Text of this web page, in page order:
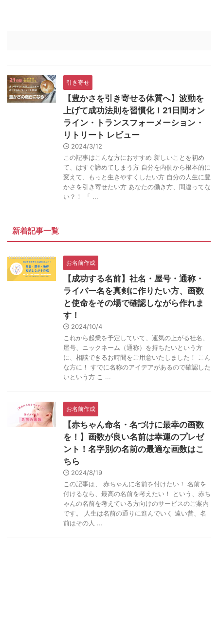
引き寄せ
【豊かさを引き寄せる体質へ】波動を
上げて成功法則を習慣化！21日間オン
ライン・トランスフォーメーション・
リトリート レビュー
2024/3/12
この記事はこんな方におすすめ 新しいことを初め
て、はすぐ諦めてしまう方 自分を内側から根本的に
変えて、もっと生きやすくしたい方 自分の人生に豊
かさを引き寄せたい方 あなたの働き方、間違ってな
い？！ 「 ...
新着記事一覧
お名前作成
【成功する名前】社名・屋号・通称・
ライバー名を真剣に作りたい方、画数
と使命をその場で確認しながら作れま
す！
2024/10/4
これから起業を予定していて、運気の上がる社名、
屋号、ニックネーム（通称）を持ちたいという方
に、相談できるお時間をご用意いたしました！ こん
な方に！ すでに名称のアイデアがあるので確認した
いという方 こ ...
お名前作成
【赤ちゃん命名・名づけに最幸の画数
を！】画数が良い名前は幸運のプレゼ
ント！名字別の名前の最適な画数はこ
ちら
2024/8/19
この記事は、 赤ちゃんに名前を付けたい！ 名前を
付けるなら、最高の名前を考えたい！ という、赤ち
ゃんの名前を考えている方向けのサービスのご案内
です。 人生は名前の通りに進んでいく 遠い昔、名
前はその人 ...